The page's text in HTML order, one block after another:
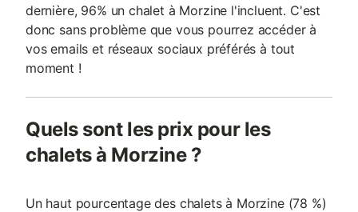
dernière, 96% un chalet à Morzine l'incluent. C'est
donc sans problème que vous pourrez accéder à
vos emails et réseaux sociaux préférés à tout
moment !
Quels sont les prix pour les
chalets à Morzine ?
Un haut pourcentage des chalets à Morzine (78 %)